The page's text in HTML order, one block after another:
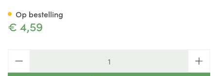
€ 4,59
Op bestelling